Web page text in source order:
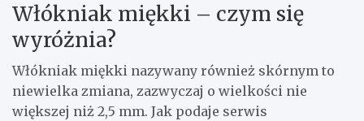
Włókniak miękki – czym się
wyróżnia?
Włókniak miękki nazywany również skórnym to
niewielka zmiana, zazwyczaj o wielkości nie
większej niż 2,5 mm. Jak podaje serwis